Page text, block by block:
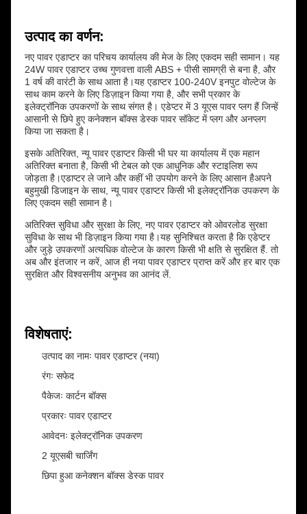
उत्पाद का वर्णन:
नए पावर एडाप्टर का परिचय कार्यालय की मेज के लिए एकदम सही सामान। यह
24W पावर एडाप्टर उच्च गुणवत्ता वाली ABS + पीसी सामग्री से बना है, और
1 वर्ष की वारंटी के साथ आता है।यह एडाप्टर 100-240V इनपुट वोल्टेज के
साथ काम करने के लिए डिज़ाइन किया गया है, और सभी प्रकार के
इलेक्ट्रॉनिक उपकरणों के साथ संगत है। एडेप्टर में 3 यूएस पावर प्लग हैं जिन्हें
आसानी से छिपे हुए कनेक्शन बॉक्स डेस्क पावर सॉकेट में प्लग और अनप्लग
किया जा सकता है।
इसके अतिरिक्त, न्यू पावर एडाप्टर किसी भी घर या कार्यालय में एक महान
अतिरिक्त बनाता है, किसी भी टेबल को एक आधुनिक और स्टाइलिश रूप
जोड़ता है।एडाप्टर ले जाने और कहीं भी उपयोग करने के लिए आसान हैअपने
बहुमुखी डिजाइन के साथ, न्यू पावर एडाप्टर किसी भी इलेक्ट्रॉनिक उपकरण के
लिए एकदम सही सामान है।
अतिरिक्त सुविधा और सुरक्षा के लिए, नए पावर एडाप्टर को ओवरलोड सुरक्षा
सुविधा के साथ भी डिज़ाइन किया गया है।यह सुनिश्चित करता है कि एडेप्टर
और जुड़े उपकरणों अत्यधिक वोल्टेज के कारण किसी भी क्षति से सुरक्षित हैं. तो
अब और इंतजार न करें, आज ही नया पावर एडाप्टर प्राप्त करें और हर बार एक
सुरक्षित और विश्वसनीय अनुभव का आनंद लें.
विशेषताएं:
उत्पाद का नामः पावर एडाप्टर (नया)
रंगः सफेद
पैकेजः कार्टन बॉक्स
प्रकारः पावर एडाप्टर
आवेदनः इलेक्ट्रॉनिक उपकरण
2 यूएसबी चार्जिंग
छिपा हुआ कनेक्शन बॉक्स डेस्क पावर